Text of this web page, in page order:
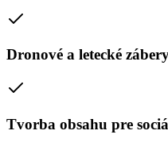
Dronové a letecké
Tvorba obsahu pre